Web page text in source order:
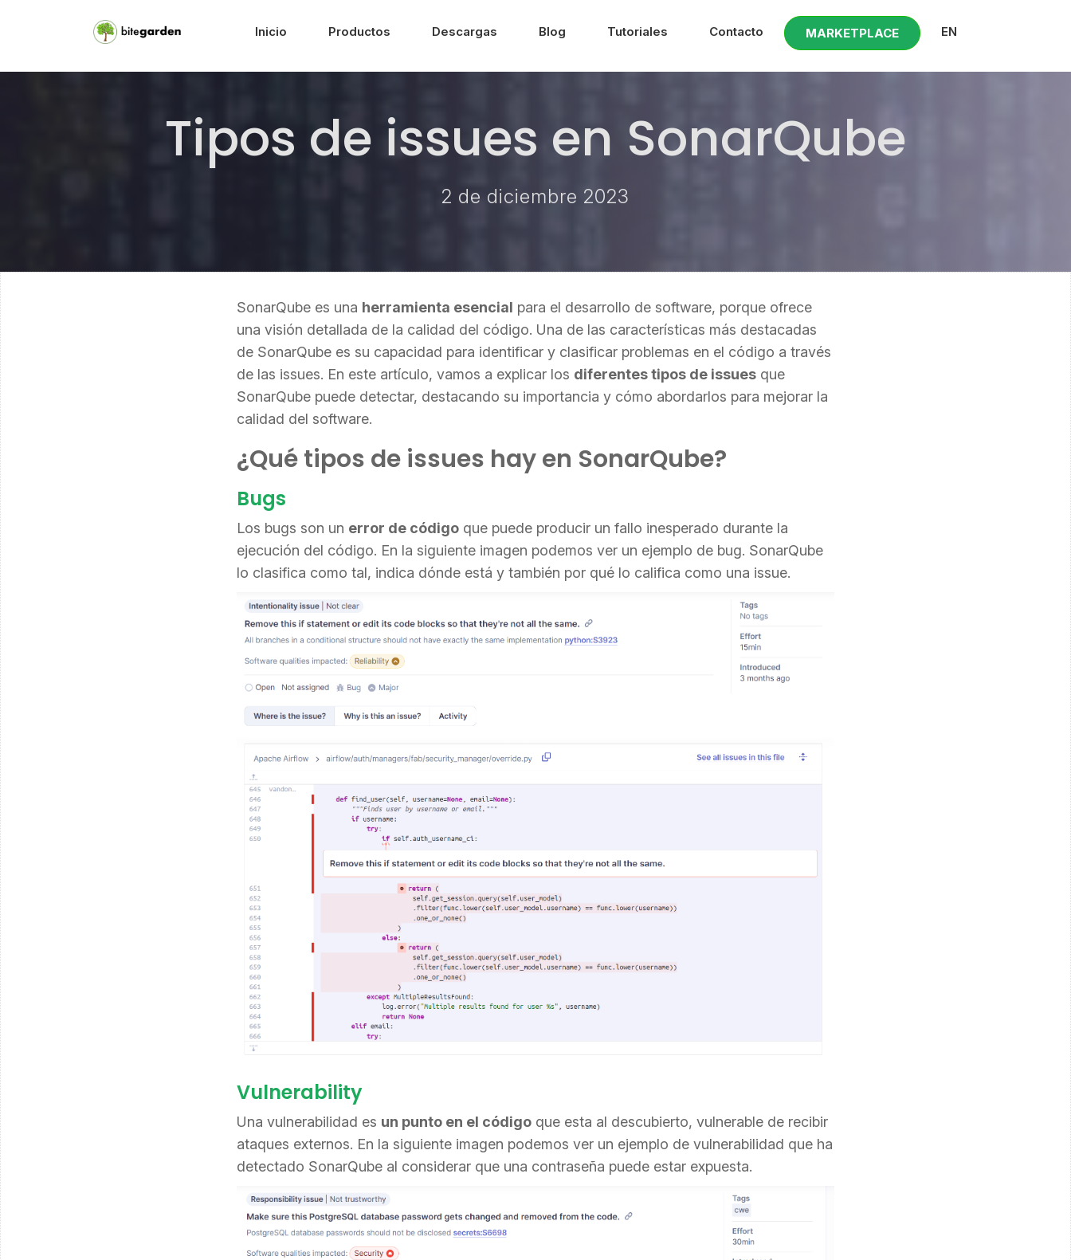
Inicio Productos Descargas Blog Tutoriales Contacto MARKETPLACE EN
Tipos de issues en SonarQube
2 de diciembre 2023
SonarQube es una herramienta esencial para el desarrollo de software, porque ofrece
una visión detallada de la calidad del código. Una de las características más destacadas
de SonarQube es su capacidad para identificar y clasificar problemas en el código a través
de las issues. En este artículo, vamos a explicar los diferentes tipos de issues que
SonarQube puede detectar, destacando su importancia y cómo abordarlos para mejorar la
calidad del software.
¿Qué tipos de issues hay en SonarQube?
Bugs
Los bugs son un error de código que puede producir un fallo inesperado durante la
ejecución del código. En la siguiente imagen podemos ver un ejemplo de bug. SonarQube
lo clasifica como tal, indica dónde está y también por qué lo califica como una issue.
Vulnerability
Una vulnerabilidad es un punto en el código que esta al descubierto, vulnerable de recibir
ataques externos. En la siguiente imagen podemos ver un ejemplo de vulnerabilidad que ha
detectado SonarQube al considerar que una contraseña puede estar expuesta.